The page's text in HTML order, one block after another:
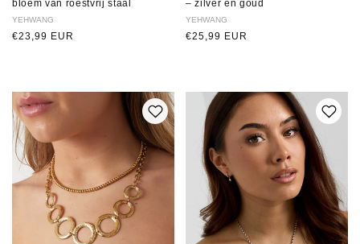
bloem van roestvrij staal
Verkoper:
YEHWANG
Normale
€23,99 EUR
– zilver en goud
Verkoper:
YEHWANG
Normale
€25,99 EUR